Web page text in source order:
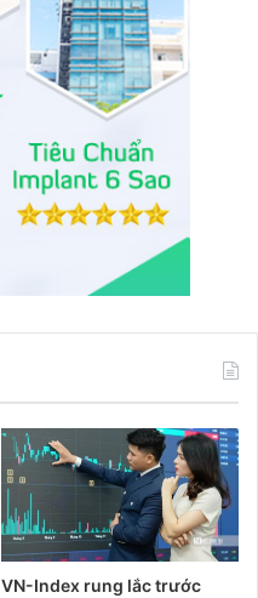
VN-Index rung lắc trước